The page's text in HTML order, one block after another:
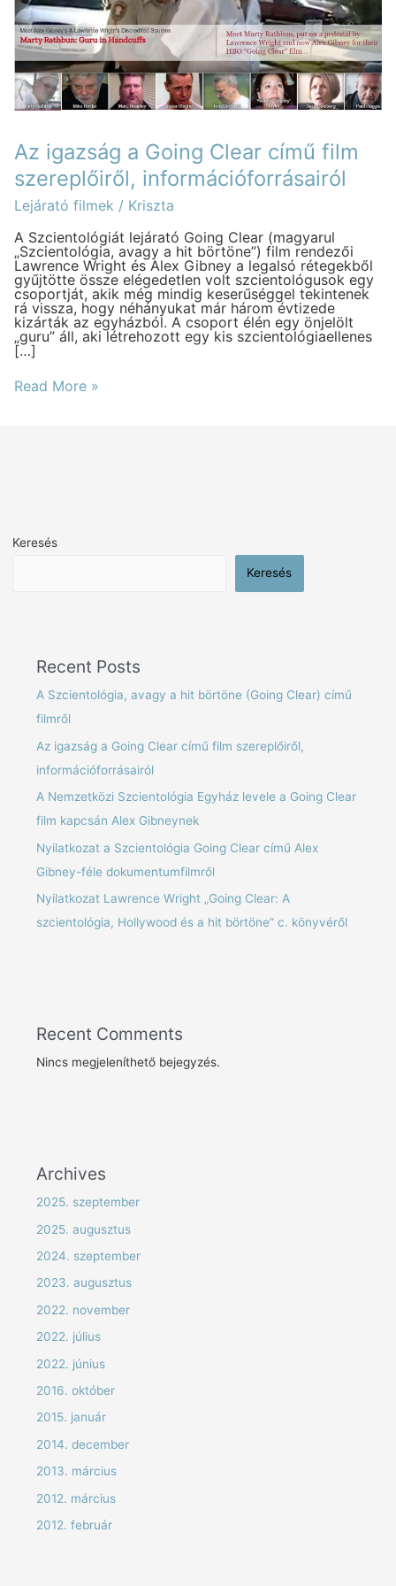
Az igazság a Going Clear című film
szereplőiről, információforrásairól
Lejárató filmek / Kriszta
A Szcientológiát lejárató Going Clear (magyarul
„Szcientológia, avagy a hit börtöne”) film rendezői
Lawrence Wright és Alex Gibney a legalsó rétegekből
gyűjtötte össze elégedetlen volt szcientológusok egy
csoportját, akik még mindig keserűséggel tekintenek
rá vissza, hogy néhányukat már három évtizede
kizárták az egyházból. A csoport élén egy önjelölt
„guru” áll, aki létrehozott egy kis szcientológiaellenes
[…]
című
film
szereplőiről,
információforrásairól
Read More »
Keresés
Keresés
Recent Posts
A Szcientológia, avagy a hit börtöne (Going Clear) című
filmről
Az igazság a Going Clear című film szereplőiről,
információforrásairól
A Nemzetközi Szcientológia Egyház levele a Going Clear
film kapcsán Alex Gibneynek
Nyilatkozat a Szcientológia Going Clear című Alex
Gibney-féle dokumentumfilmről
Nyilatkozat Lawrence Wright „Going Clear: A
szcientológia, Hollywood és a hit börtöne” c. könyvéről
Recent Comments
Nincs megjeleníthető bejegyzés.
Archives
2025. szeptember
2025. augusztus
2024. szeptember
2023. augusztus
2022. november
2022. július
2022. június
2016. október
2015. január
2014. december
2013. március
2012. március
2012. február